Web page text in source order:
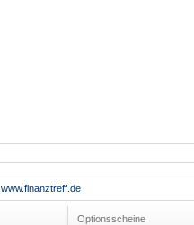
www.finanztreff.de
Optionsscheine